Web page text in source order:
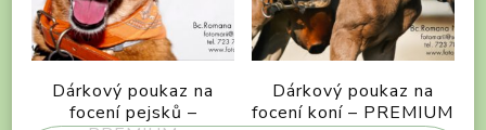
Dárkový poukaz na
focení pejsků –
Dárkový poukaz na
focení koní – PREMIUM